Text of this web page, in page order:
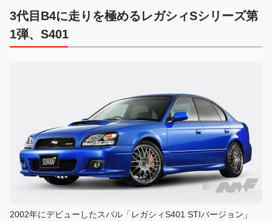
3代目B4に走りを極めるレガシィSシリーズ第
1弾、S401
2002年にデビューしたスバル「レガシィS401 STIバージョン」